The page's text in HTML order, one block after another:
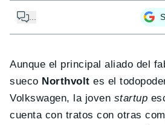
Aunque el principal aliado del
sueco Northvolt es el
Volkswagen, la joven startup
cuenta con tratos con otras